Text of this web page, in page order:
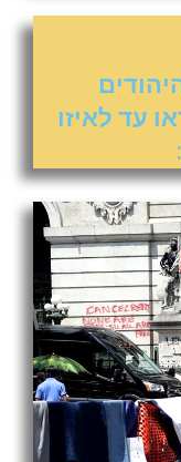
עד לאיזו